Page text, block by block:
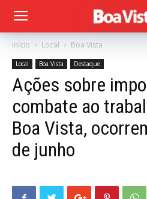
Início Local Boa Vista
Local Boa Vista Destaque
Ações sobre
combate ao
Boa Vista,
de junho